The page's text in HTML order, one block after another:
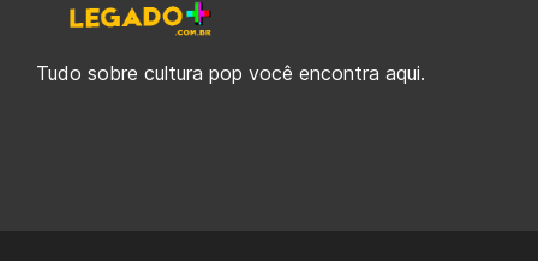
Tudo sobre cultura pop você encontra aqui.